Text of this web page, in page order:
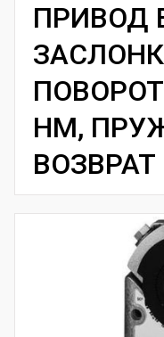
ПРИВОД
НМ,
ВОЗВРАТ